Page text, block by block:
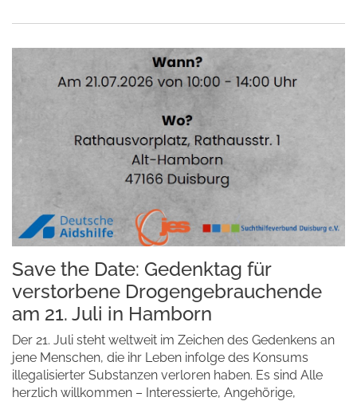
Save the Date: Gedenktag für
verstorbene Drogengebrauchende
am 21. Juli in Hamborn
Der 21. Juli steht weltweit im Zeichen des Gedenkens an
jene Menschen, die ihr Leben infolge des Konsums
illegalisierter Substanzen verloren haben. Es sind Alle
herzlich willkommen – Interessierte, Angehörige,